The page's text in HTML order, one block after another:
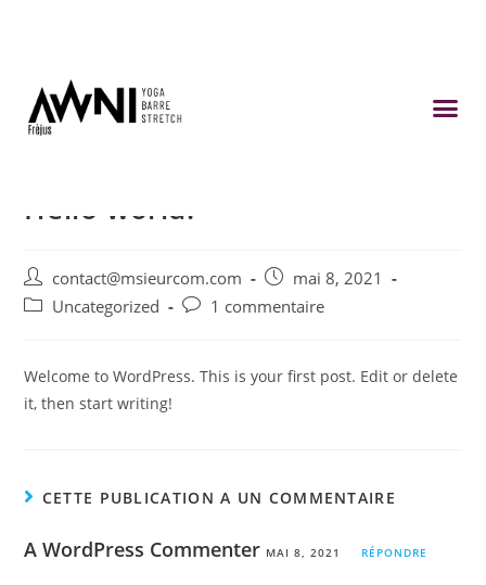
Hello world!
contact@msieurcom.com
mai 8, 2021
Uncategorized
1 commentaire
Welcome to WordPress. This is your first post. Edit or delete
it, then start writing!
CETTE PUBLICATION A UN COMMENTAIRE
A WordPress Commenter MAI 8, 2021 RÉPONDRE